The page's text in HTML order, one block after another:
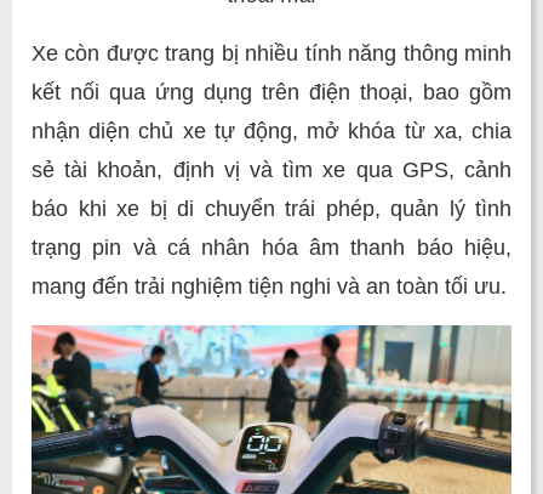
Xe còn được trang bị nhiều tính năng thông minh
kết nối qua ứng dụng trên điện thoại, bao gồm
nhận diện chủ xe tự động, mở khóa từ xa, chia
sẻ tài khoản, định vị và tìm xe qua GPS, cảnh
báo khi xe bị di chuyển trái phép, quản lý tình
trạng pin và cá nhân hóa âm thanh báo hiệu,
mang đến trải nghiệm tiện nghi và an toàn tối ưu.